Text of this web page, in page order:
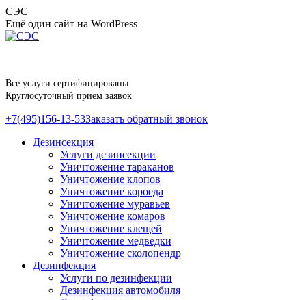
Перейти
к
содержанию
СЭС
Ещё один сайт на WordPress
Все услуги сертифицированы
Круглосуточный прием заявок
+7(495)156-13-53Заказать обратный звонок
Дезинсекция
Услуги дезинсекции
Уничтожение тараканов
Уничтожение клопов
Уничтожение короеда
Уничтожение муравьев
Уничтожение комаров
Уничтожение клещей
Уничтожение медведки
Уничтожение сколопендр
Дезинфекция
Услуги по дезинфекции
Дезинфекция автомобиля